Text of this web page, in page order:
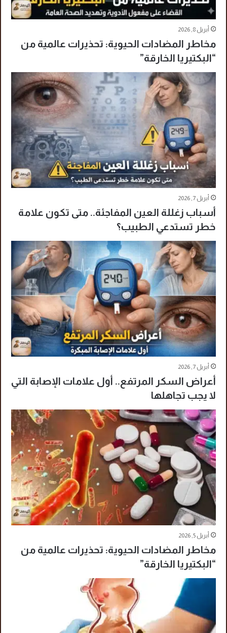
أبريل 8, 2026
مخاطر المضادات الحيوية: تحذيرات عالمية من
“البكتيريا الخارقة”
أبريل 7, 2026
أسباب زغللة العين المفاجئة.. متى تكون علامة
خطر تستدعي الطبيب؟
أبريل 7, 2026
أعراض السكر المرتفع.. أول علامات الإصابة التي
لا يجب تجاهلها
أبريل 5, 2026
مخاطر المضادات الحيوية: تحذيرات عالمية من
“البكتيريا الخارقة”